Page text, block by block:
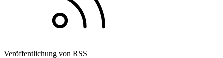
Veröffentlichung von RSS